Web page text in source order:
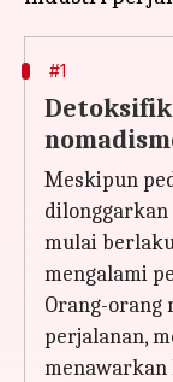
#1
Meskipun
mulai
mengalami
Orang-orang
perjalanan,